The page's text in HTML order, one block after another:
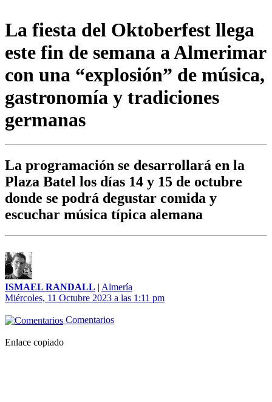
La fiesta del Oktoberfest llega
este fin de semana a Almerimar
con una “explosión” de música,
gastronomía y tradiciones
germanas
La programación se desarrollará en la
Plaza Batel los días 14 y 15 de octubre
donde se podrá degustar comida y
escuchar música típica alemana
ISMAEL RANDALL | Almería
Miércoles, 11 Octubre 2023 a las 1:11 pm
Comentarios
Enlace copiado